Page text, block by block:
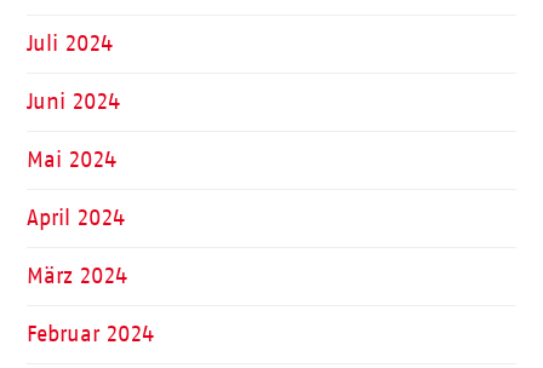
Juli 2024
Juni 2024
Mai 2024
April 2024
März 2024
Februar 2024